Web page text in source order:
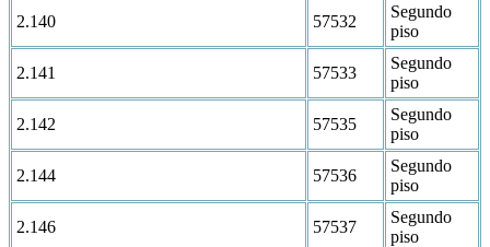
2.140 57532
Segundo
piso
2.141 57533
Segundo
piso
2.142 57535
Segundo
piso
2.144 57536
Segundo
piso
2.146 57537
Segundo
piso